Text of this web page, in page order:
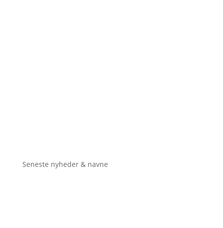
Seneste nyheder & navne